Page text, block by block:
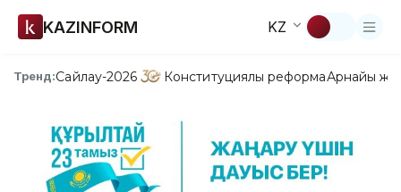
KAZINFORM KZ
Тренд:Сайлау-2026 Конституциялық реформаАрнайы